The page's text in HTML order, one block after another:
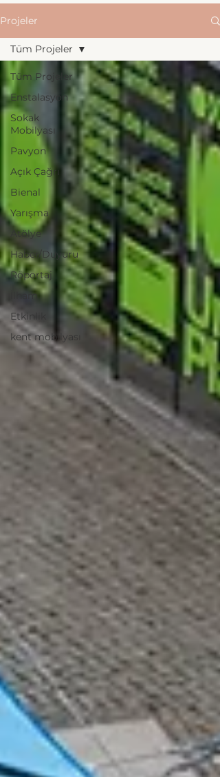
Projeler
Tüm Projeler
Enstalasyon
Sokak
Mobilyası
Pavyon
Açık Çağrı
Bienal
Yarışma
Atölye
Haber/Duyuru
Röportaj
İlham
Etkinlik
kent mobilyası
Tüm Projeler